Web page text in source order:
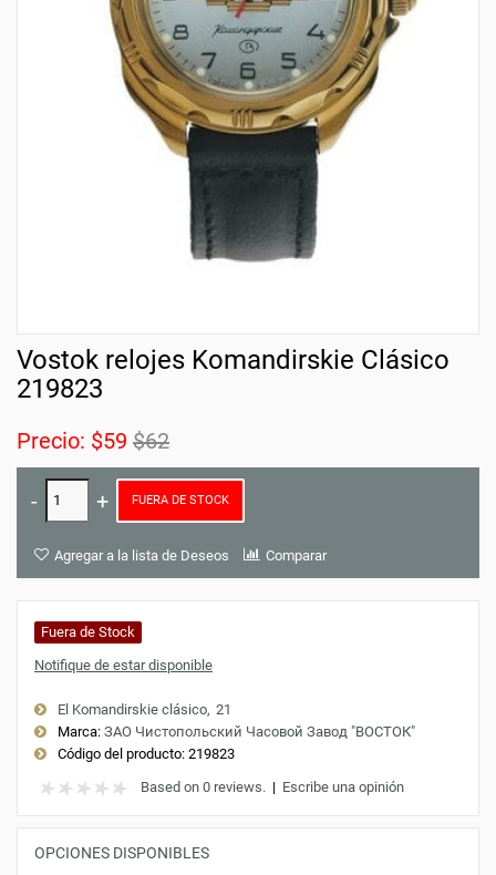
Vostok relojes Komandirskie Clásico
219823
Precio: $59 $62
FUERA DE STOCK
Agregar a la lista de Deseos Comparar
Fuera de Stock
Notifique de estar disponible
El Komandirskie clásico 21
Marca: ЗАО Чистопольский Часовой Завод "ВОСТОК"
Código del producto: 219823
Based on 0 reviews. | Escribe una opinión
OPCIONES DISPONIBLES